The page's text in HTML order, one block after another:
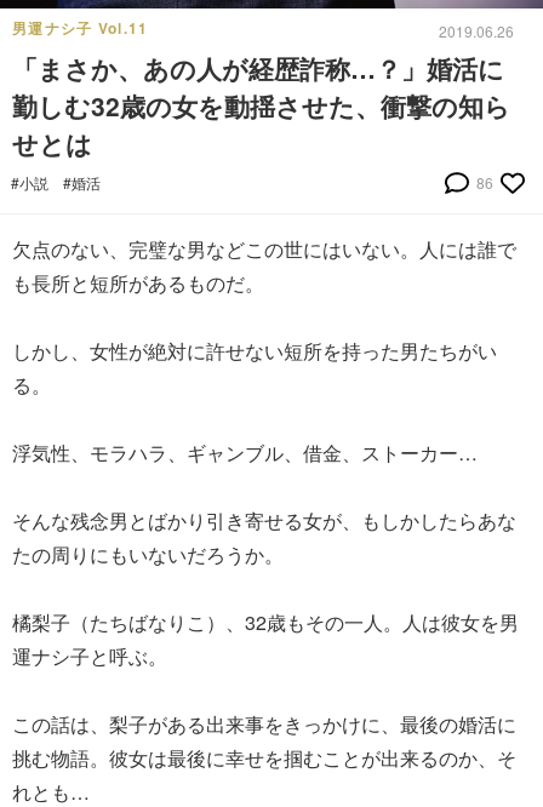
男運ナシ子 Vol.11 2019.06.26
「まさか、あの人が経歴詐称…？」婚活に
勤しむ32歳の女を動揺させた、衝撃の知ら
せとは
#小説 #婚活 86
欠点のない、完璧な男などこの世にはいない。人には誰で
も長所と短所があるものだ。
しかし、女性が絶対に許せない短所を持った男たちがい
る。
浮気性、モラハラ、ギャンブル、借金、ストーカー…
そんな残念男とばかり引き寄せる女が、もしかしたらあな
たの周りにもいないだろうか。
橘梨子（たちばなりこ）、32歳もその一人。人は彼女を男
運ナシ子と呼ぶ。
この話は、梨子がある出来事をきっかけに、最後の婚活に
挑む物語。彼女は最後に幸せを掴むことが出来るのか、そ
れとも…